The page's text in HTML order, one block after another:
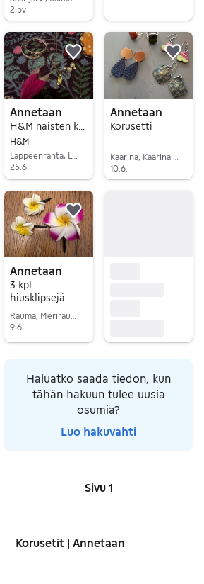
2 pv
Annetaan
H&M
25.6.
Lisää suosikiksi.
Siirry ilmoitukseen
Annetaan
Korusetti
10.6.
Annetaan
3 kpl
hiusklipsejä
kukkakoristeilla
9.6.
Lisää suosikiksi.
Siirry ilmoitukseen
Haluatko saada tiedon, kun
tähän hakuun tulee uusia
osumia?
Luo hakuvahti
Sivut
Sivu 1
Korusetit | Annetaan